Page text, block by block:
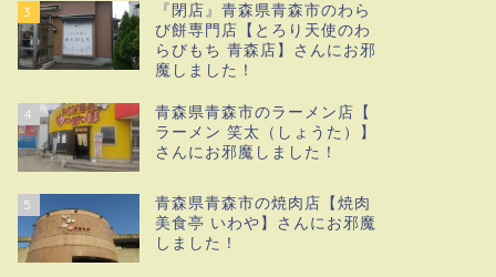
3
『閉店』青森県青森市のわら
び餅専門店【とろり天使のわ
らびもち 青森店】さんにお邪
魔しました！
4
青森県青森市のラーメン店【
ラーメン 笑太（しょうた）】
さんにお邪魔しました！
5
青森県青森市の焼肉店【焼肉
美食亭 いわや】さんにお邪魔
しました！